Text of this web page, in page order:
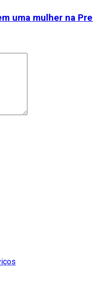
uma mulher na